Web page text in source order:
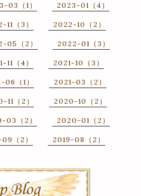
03（1） 2023-01（4）
11（3） 2022-10（2）
05（2） 2022-01（3）
11（4） 2021-10（3）
06（1） 2021-03（2）
11（2） 2020-10（2）
03（2） 2020-01（2）
（2） 2019-08（2）